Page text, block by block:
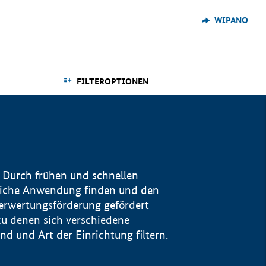
WIPANO
FILTEROPTIONEN
frühen und schnellen
Anwendung finden und den
gefördert
denen sich verschiedene
und Art der Einrichtung filtern.